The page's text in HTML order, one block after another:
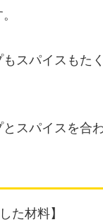
スパイスもた
スパイスを合
た材料】